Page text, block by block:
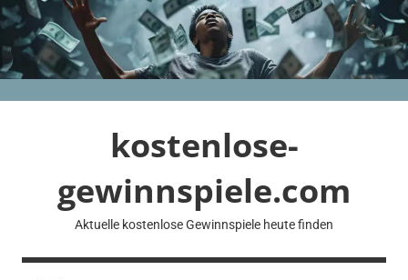
Zum
Inhalt
springen
kostenlose-
gewinnspiele.com
Aktuelle kostenlose Gewinnspiele heute finden